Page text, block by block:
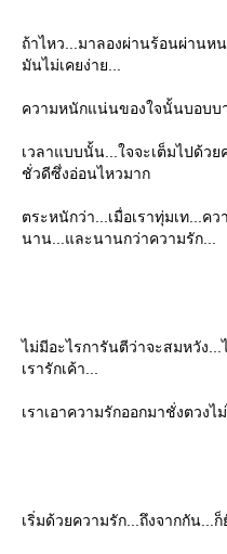
ถ้าไหว...มาลองผ่านร้อนผ่านห
มันไม่เคยง่าย...
ความหนักแน่นของใจนั้นบอบบา
เวลาแบบนั้น...ใจจะเต็มไปด้ว
ชั่วดีซึ่งอ่อนไหวมาก
ตระหนักว่า...เมื่อเราทุ่มเท...ค
นาน...และนานกว่าความรัก...
ไม่มีอะไรการันตีว่าจะสมหวัง...
เรารักเค้า...
เราเอาความรักออกมาชั่งตวงไ
เริ่มด้วยความรัก...ถึงจากกัน...ก็